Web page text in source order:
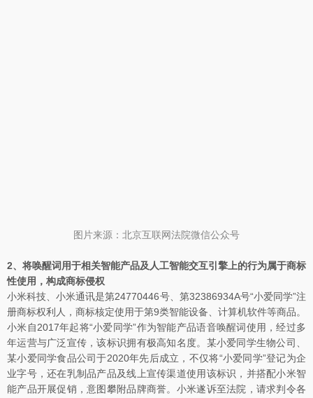
图片来源：北京互联网法院微信公众号
2、将唤醒词用于相关智能产品及人工智能交互引擎上的行为属于商标
性使用，构成商标侵权
小米科技、小米通讯是第24770446号、第32386934A号“小爱同学”注
册商标权利人，商标核定使用于第9类智能设备、计算机软件等商品。
小米自2017年起将“小爱同学”作为智能产品语音唤醒词使用，经过多
年运营与广泛宣传，该标识拥有极高知名度。某小爱同学生物公司、
某小爱同学食品公司于2020年先后成立，不仅将“小爱同学”登记为企
业字号，还在乳制品产品及线上宣传渠道使用该标识，并搭配小米智
能产品开展促销，意图攀附品牌商誉。小米遂诉至法院，请求判令各